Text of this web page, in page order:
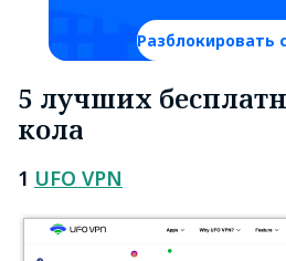
Разблокировать
5 лучших
кола
1 UFO VPN